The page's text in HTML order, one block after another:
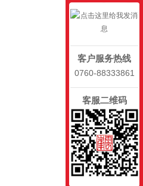
客户服务热线
0760-88333861
客服二维码